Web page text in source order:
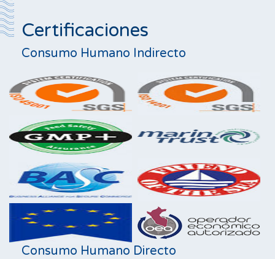
Certificaciones
Consumo Humano Indirecto
Consumo Humano Directo